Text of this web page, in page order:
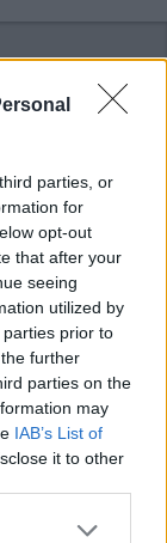
parties, or
for
opt-out
that after your
seeing
utilized by
prior to
further
parties on the
may
IAB’s List of
it to other